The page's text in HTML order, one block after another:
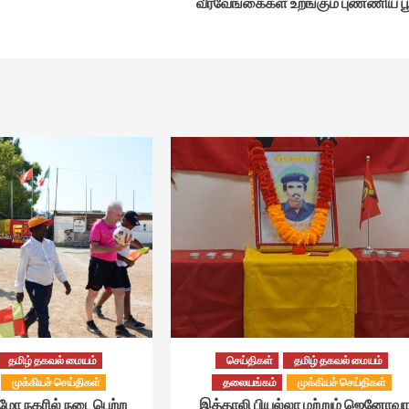
தமிழ் தகவல் மையம்
முக்கியச் செய்திகள்
நகரில் நடைபெற்ற
செய்திகள்
தமிழ் தகவல் மையம்
தலையங்கம்
முக்கியச் செய்திகள்
இத்தாலி பியல்லா மற்றும் ஜெனோவா